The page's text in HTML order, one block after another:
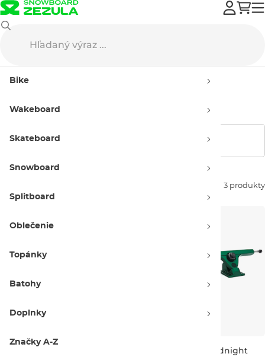
Bike
Wakeboard
Skateboard
Snowboard
Splitboard
Oblečenie
Topánky
Batohy
Doplnky
Značky A-Z
Skate a longboard trucky –
Výpredaj
Zobraziť filtre
3 produkty
Caliber Caliber II midnight